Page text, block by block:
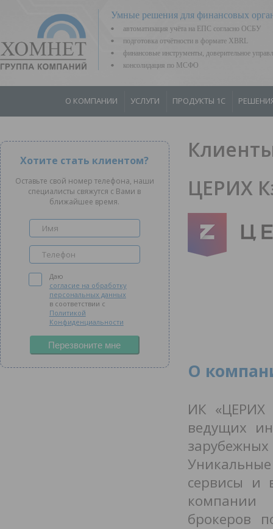
Умные решения для финансовых
автоматизация учёта на ЕПС согласно ОСБУ
подготовка отчётности в формате XBRL
финансовые инструменты, доверительное
консолидация по МСФО
О КОМПАНИИ УСЛУГИ ПРОДУКТЫ 1С
Хотите стать клиентом?
Оставьте свой номер телефона, наши
специалисты свяжутся с Вами в
ближайшее время.
Даю
согласие на обработку
персональных данных
в соответствии с
Политикой
Конфиденциальности
Перезвоните мне
ЦЕРИХ
О
ИК «ЦЕРИХ
ведущих
сервисы и
компании
брокеров